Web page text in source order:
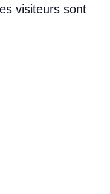
visiteurs sont